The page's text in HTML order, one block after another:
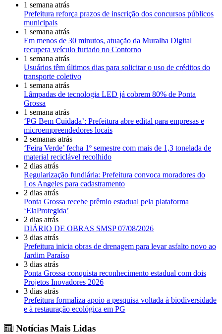
1 semana atrás
Prefeitura reforça prazos de inscrição dos concursos públicos
municipais
1 semana atrás
Em menos de 30 minutos, atuação da Muralha Digital
recupera veículo furtado no Contorno
1 semana atrás
Usuários têm últimos dias para solicitar o uso de créditos do
transporte coletivo
1 semana atrás
Lâmpadas de tecnologia LED já cobrem 80% de Ponta
Grossa
1 semana atrás
‘PG Bem Cuidada’: Prefeitura abre edital para empresas e
microempreendedores locais
2 semanas atrás
‘Feira Verde’ fecha 1º semestre com mais de 1,3 tonelada de
material reciclável recolhido
2 dias atrás
Regularização fundiária: Prefeitura convoca moradores do
Los Angeles para cadastramento
2 dias atrás
Ponta Grossa recebe prêmio estadual pela plataforma
‘ElaProtegida’
2 dias atrás
DIÁRIO DE OBRAS SMSP 07/08/2026
3 dias atrás
Prefeitura inicia obras de drenagem para levar asfalto novo ao
Jardim Paraíso
3 dias atrás
Ponta Grossa conquista reconhecimento estadual com dois
Projetos Inovadores 2026
3 dias atrás
Prefeitura formaliza apoio a pesquisa voltada à biodiversidade
e à restauração ecológica em PG
Notícias Mais Lidas